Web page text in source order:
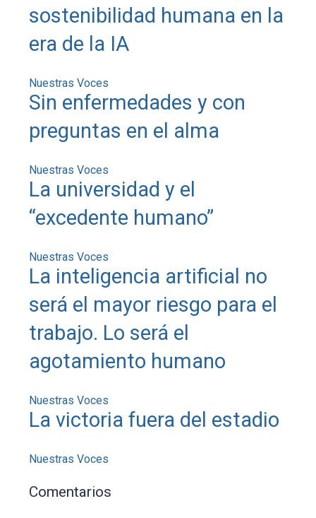
sostenibilidad humana en la
era de la IA
Nuestras Voces
Sin enfermedades y con
preguntas en el alma
Nuestras Voces
La universidad y el
“excedente humano”
Nuestras Voces
La inteligencia artificial no
será el mayor riesgo para el
trabajo. Lo será el
agotamiento humano
Nuestras Voces
La victoria fuera del estadio
Nuestras Voces
Comentarios